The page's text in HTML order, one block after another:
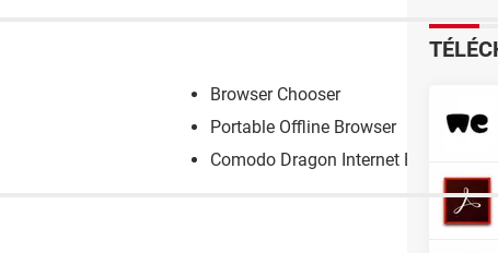
Browser Chooser
Portable Offline Browser
Comodo Dragon Internet Browser